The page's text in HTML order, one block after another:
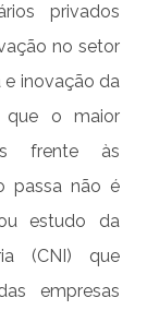
privados
no setor
inovação da
que o maior
frente às
passa não é
estudo da
(CNI) que
empresas